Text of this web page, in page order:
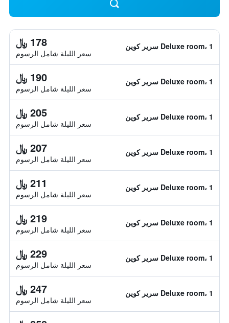
Deluxe room، 1 سرير كوين 178 ﷼
سعر الليلة شامل الرسوم
Deluxe room، 1 سرير كوين 190 ﷼
سعر الليلة شامل الرسوم
Deluxe room، 1 سرير كوين 205 ﷼
سعر الليلة شامل الرسوم
Deluxe room، 1 سرير كوين 207 ﷼
سعر الليلة شامل الرسوم
Deluxe room، 1 سرير كوين 211 ﷼
سعر الليلة شامل الرسوم
Deluxe room، 1 سرير كوين 219 ﷼
سعر الليلة شامل الرسوم
Deluxe room، 1 سرير كوين 229 ﷼
سعر الليلة شامل الرسوم
Deluxe room، 1 سرير كوين 247 ﷼
سعر الليلة شامل الرسوم